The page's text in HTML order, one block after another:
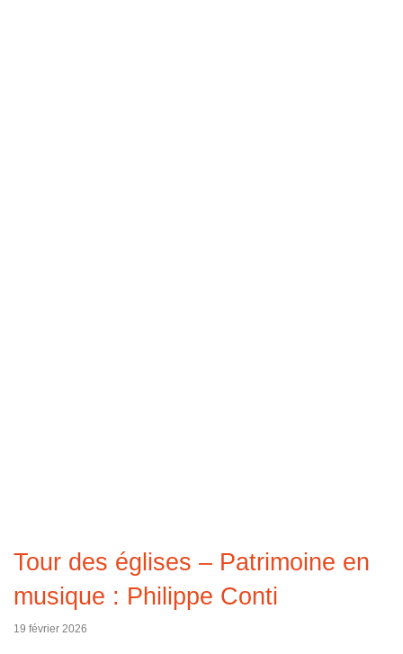
Tour des églises – Patrimoine en
musique : Philippe Conti
19 février 2026